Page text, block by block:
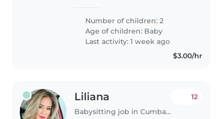
Necesitamos una canguro que se
sienta cómoda con los bebe y
con..
Number of children: 2
Age of children: Baby
Last activity: 1 week ago
$3.00/hr
Liliana
Babysitting job in Cumbayá
12